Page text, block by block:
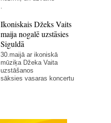
Ikoniskais Džeks Vaits
maija nogalē uzstāsies
Siguldā
30.maijā ar ikoniskā
mūziķa Džeka Vaita
uzstāšanos
sāksies vasaras koncertu